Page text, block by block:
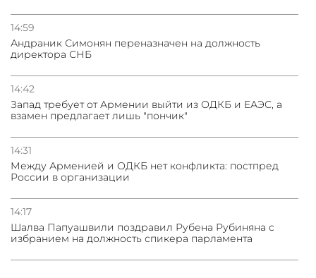
14:59
Андраник Симонян переназначен на должность
директора СНБ
14:42
Запад требует от Армении выйти из ОДКБ и ЕАЭС, а
взамен предлагает лишь "пончик"
14:31
Между Арменией и ОДКБ нет конфликта: постпред
России в организации
14:17
Шалва Папуашвили поздравил Рубена Рубиняна с
избранием на должность спикера парламента